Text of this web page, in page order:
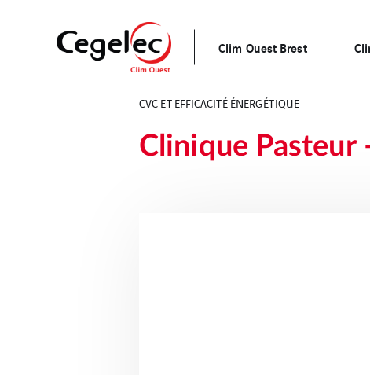
Clim Ouest Brest
CVC ET EFFICACITÉ ÉNERGÉTIQUE
Clinique Pasteur